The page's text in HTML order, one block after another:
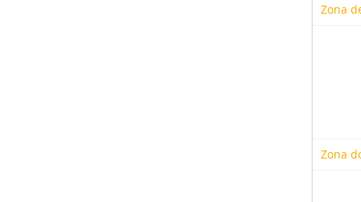
Zona
Zona